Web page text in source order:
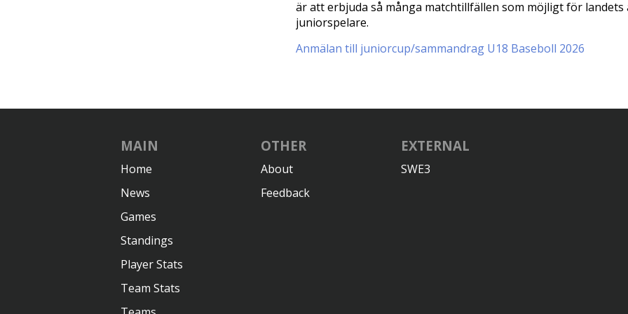
är att erbjuda så många matchtillfällen som möjligt för landets
juniorspelare.
Anmälan till juniorcup/sammandrag U18 Baseboll 2026
MAIN
Home
News
Games
Standings
Player Stats
Team Stats
OTHER
About
Feedback
EXTERNAL
SWE3